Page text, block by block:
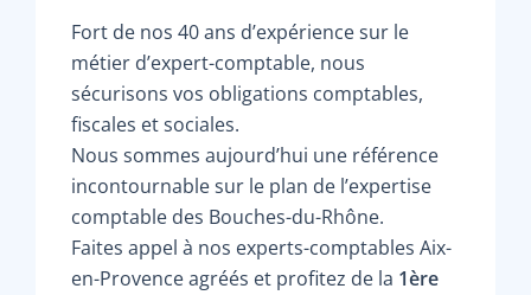
Fort de nos 40 ans d’expérience sur le
métier d’expert-comptable, nous
sécurisons vos obligations comptables,
fiscales et sociales.
Nous sommes aujourd’hui une référence
incontournable sur le plan de l’expertise
comptable des Bouches-du-Rhône.
Faites appel à nos experts-comptables Aix-
en-Provence agréés et profitez de la 1ère